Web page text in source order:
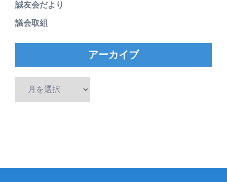
誠友会だより
議会取組
アーカイブ